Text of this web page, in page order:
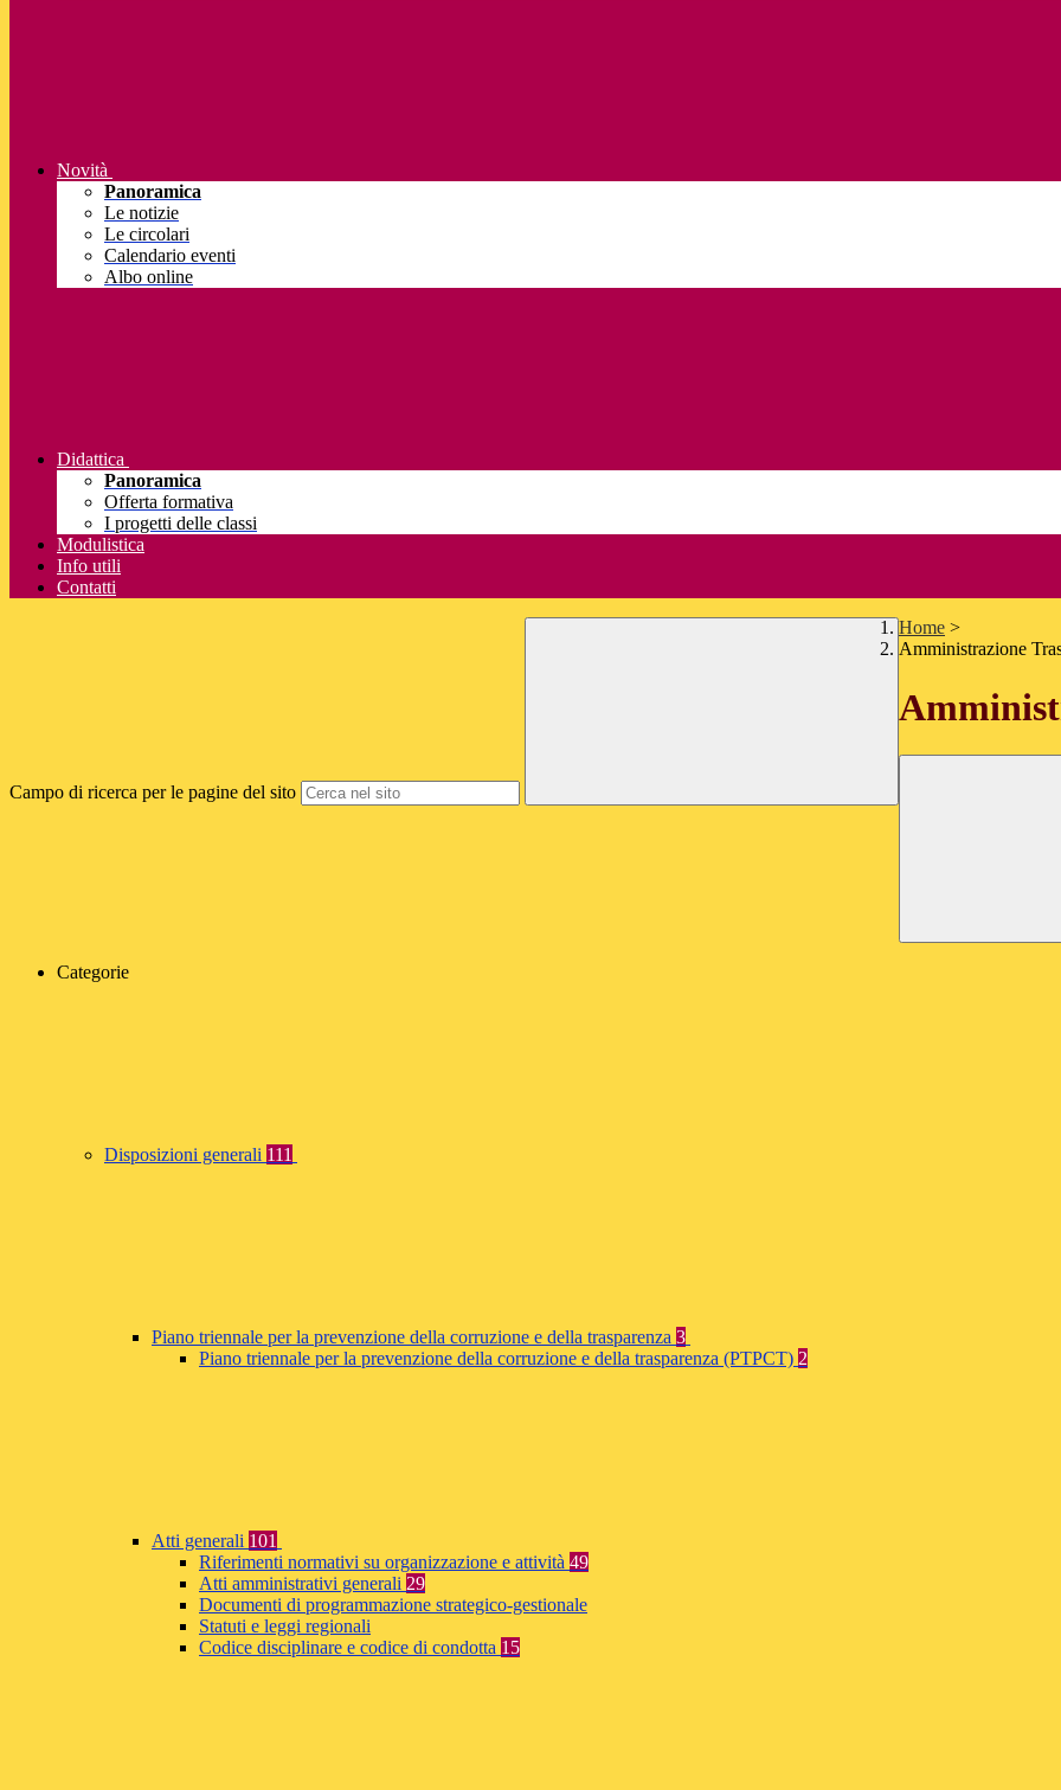
Novità
Panoramica
Le notizie
Le circolari
Calendario eventi
Albo online
Didattica
Panoramica
Offerta formativa
I progetti delle classi
Modulistica
Info utili
Contatti
Campo di ricerca per le pagine del sito
Home >
Amministrazione
Categorie
Disposizioni generali 111
Piano triennale per la prevenzione della corruzione e della trasparenza 3
Piano triennale per la prevenzione della corruzione e della trasparenza (PTPCT) 2
Atti generali 101
Riferimenti normativi su organizzazione e attività 49
Atti amministrativi generali 29
Documenti di programmazione strategico-gestionale
Statuti e leggi regionali
Codice disciplinare e codice di condotta 15